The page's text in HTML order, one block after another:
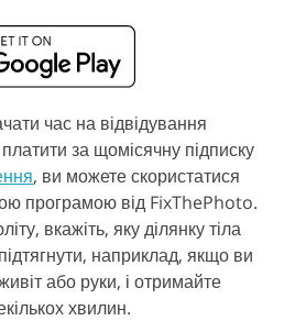
час на відвідування
за щомісячну підписку
, ви можете скористатися
програмою від FixThePhoto.
вкажіть, яку ділянку тіла
наприклад, якщо ви
або руки, і отримайте
хвилин.